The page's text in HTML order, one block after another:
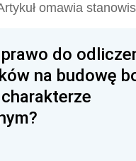
omawia
do
na budowę